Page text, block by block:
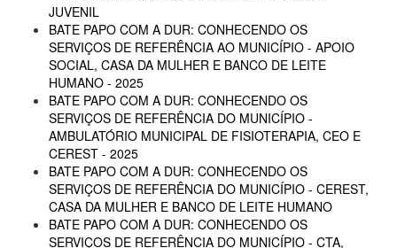
JUVENIL
BATE PAPO COM A DUR: CONHECENDO OS
SERVIÇOS DE REFERÊNCIA AO MUNICÍPIO - APOIO
SOCIAL, CASA DA MULHER E BANCO DE LEITE
HUMANO - 2025
BATE PAPO COM A DUR: CONHECENDO OS
SERVIÇOS DE REFERÊNCIA DO MUNICÍPIO -
AMBULATÓRIO MUNICIPAL DE FISIOTERAPIA, CEO E
CEREST - 2025
BATE PAPO COM A DUR: CONHECENDO OS
SERVIÇOS DE REFERÊNCIA DO MUNICÍPIO - CEREST,
CASA DA MULHER E BANCO DE LEITE HUMANO
BATE PAPO COM A DUR: CONHECENDO OS
SERVIÇOS DE REFERÊNCIA DO MUNICÍPIO - CTA,